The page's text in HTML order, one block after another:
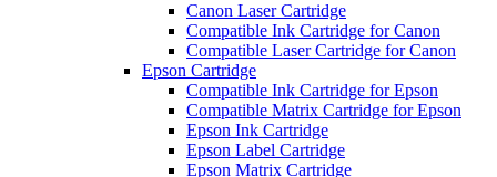
Canon Laser Cartridge
Compatible Ink Cartridge for Canon
Compatible Laser Cartridge for Canon
Epson Cartridge
Compatible Ink Cartridge for Epson
Compatible Matrix Cartridge for Epson
Epson Ink Cartridge
Epson Label Cartridge
Epson Matrix Cartridge